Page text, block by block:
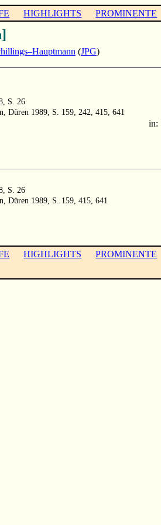
HIGHLIGHTS PROMINENTE
(JPG)
S. 26
Düren 1989, S. 159, 242, 415, 641
in:
S. 26
Düren 1989, S. 159, 415, 641
HIGHLIGHTS PROMINENTE